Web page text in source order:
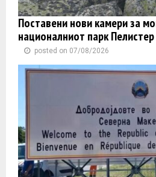
Поставени нови камери за
националниот парк Пелистер
posted on 07/08/2026